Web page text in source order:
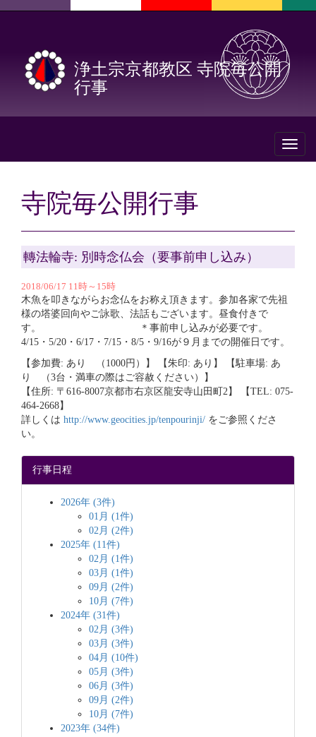
浄土宗京都教区 寺院毎公開
行事
Toggle
寺院毎公開行事
轉法輪寺: 別時念仏会（要事前申し込み）
2018/06/17 11時～15時
木魚を叩きながらお念仏をお称え頂きます。参加各家で先祖
様の塔婆回向やご詠歌、法話もございます。昼食付きで
す。 ＊事前申し込みが必要です。
4/15・5/20・6/17・7/15・8/5・9/16が９月までの開催日です。
【参加費: あり （1000円）】 【朱印: あり】 【駐車場: あ
り （3台・満車の際はご容赦ください）】
【住所: 〒616-8007京都市右京区龍安寺山田町2】 【TEL: 075-
464-2668】
詳しくは http://www.geocities.jp/tenpourinji/ をご参照くださ
い。
行事日程
2026年 (3件)
01月 (1件)
02月 (2件)
2025年 (11件)
02月 (1件)
03月 (1件)
09月 (2件)
10月 (7件)
2024年 (31件)
02月 (3件)
03月 (3件)
04月 (10件)
05月 (3件)
06月 (3件)
09月 (2件)
10月 (7件)
2023年 (34件)